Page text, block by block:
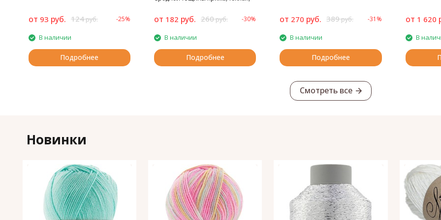
от 93 руб. 124руб. -25%
В наличии
Подробнее
от 182 руб. 260руб. -30%
В наличии
Подробнее
от 270 руб. 389руб. -31%
В наличии
Подробнее
от 1 620
В
Смотреть все
Новинки